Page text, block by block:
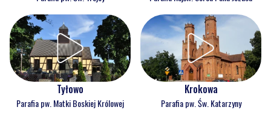
Tyłowo
Parafia pw. Matki Boskiej Królowej
Krokowa
Parafia pw. Św. Katarzyny